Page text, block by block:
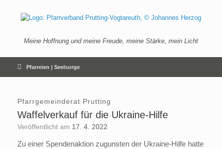
springen
Meine Hoffnung und meine Freude, meine Stärke, mein Licht
Pfarreien | Seelsorge
Pfarrgemeinderat Prutting
Waffelverkauf für die Ukraine-Hilfe
Veröffentlicht am 17. 4. 2022
Zu einer Spendenaktion zugunsten der Ukraine-Hilfe hatte